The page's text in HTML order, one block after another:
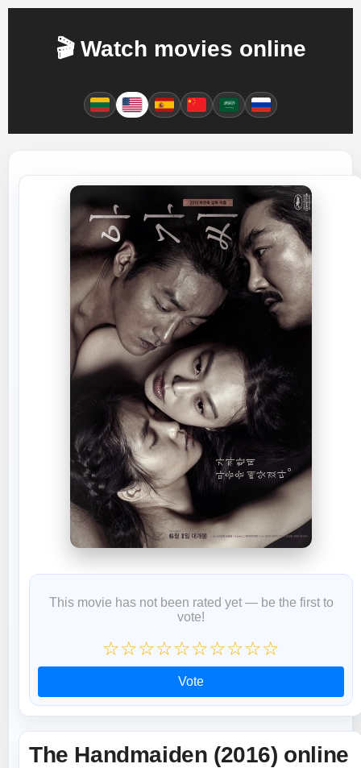
🎬 Watch movies online
This movie has not been rated yet — be the first to
vote!
☆☆☆☆☆☆☆☆☆☆
Vote
The Handmaiden (2016) online